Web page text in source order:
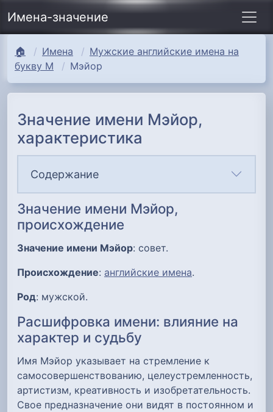
Имена-значение
🏠 Имена
Мужские английские имена на
букву М
Мэйор
Значение имени Мэйор,
характеристика
Содержание
Значение имени Мэйор,
происхождение
Значение имени Мэйор: совет.
Происхождение: английские имена.
Род: мужской.
Расшифровка имени: влияние на
характер и судьбу
Имя Мэйор указывает на стремление к
самосовершенствованию, целеустремленность,
артистизм, креативность и изобретательность.
Свое предназначение они видят в постоянном и